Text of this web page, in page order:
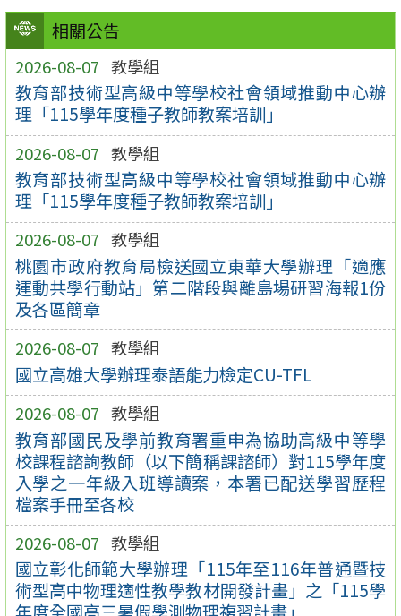
相關公告
2026-08-07 教學組
教育部技術型高級中等學校社會領域推動中心辦
理「115學年度種子教師教案培訓」
2026-08-07 教學組
教育部技術型高級中等學校社會領域推動中心辦
理「115學年度種子教師教案培訓」
2026-08-07 教學組
桃園市政府教育局檢送國立東華大學辦理「適應
運動共學行動站」第二階段與離島場研習海報1份
及各區簡章
2026-08-07 教學組
國立高雄大學辦理泰語能力檢定CU-TFL
2026-08-07 教學組
教育部國民及學前教育署重申為協助高級中等學
校課程諮詢教師（以下簡稱課諮師）對115學年度
入學之一年級入班導讀案，本署已配送學習歷程
檔案手冊至各校
2026-08-07 教學組
國立彰化師範大學辦理「115年至116年普通暨技
術型高中物理適性教學教材開發計畫」之「115學